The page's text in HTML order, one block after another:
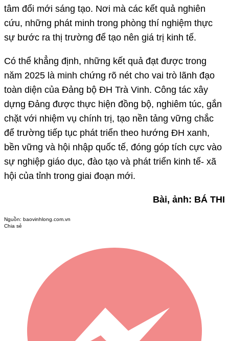
tâm đổi mới sáng tạo. Nơi mà các kết quả nghiên
cứu, những phát minh trong phòng thí nghiệm thực
sự bước ra thị trường để tạo nên giá trị kinh tế.
Có thể khẳng định, những kết quả đạt được trong
năm 2025 là minh chứng rõ nét cho vai trò lãnh đạo
toàn diện của Đảng bộ ĐH Trà Vinh. Công tác xây
dựng Đảng được thực hiện đồng bộ, nghiêm túc, gắn
chặt với nhiệm vụ chính trị, tạo nền tảng vững chắc
để trường tiếp tục phát triển theo hướng ĐH xanh,
bền vững và hội nhập quốc tế, đóng góp tích cực vào
sự nghiệp giáo dục, đào tạo và phát triển kinh tế- xã
hội của tỉnh trong giai đoạn mới.
Bài, ảnh: BÁ THI
Nguồn: baovinhlong.com.vn
Chia sẻ